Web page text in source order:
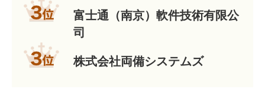
富士通（南京）軟件技術有限公
司
株式会社両備システムズ